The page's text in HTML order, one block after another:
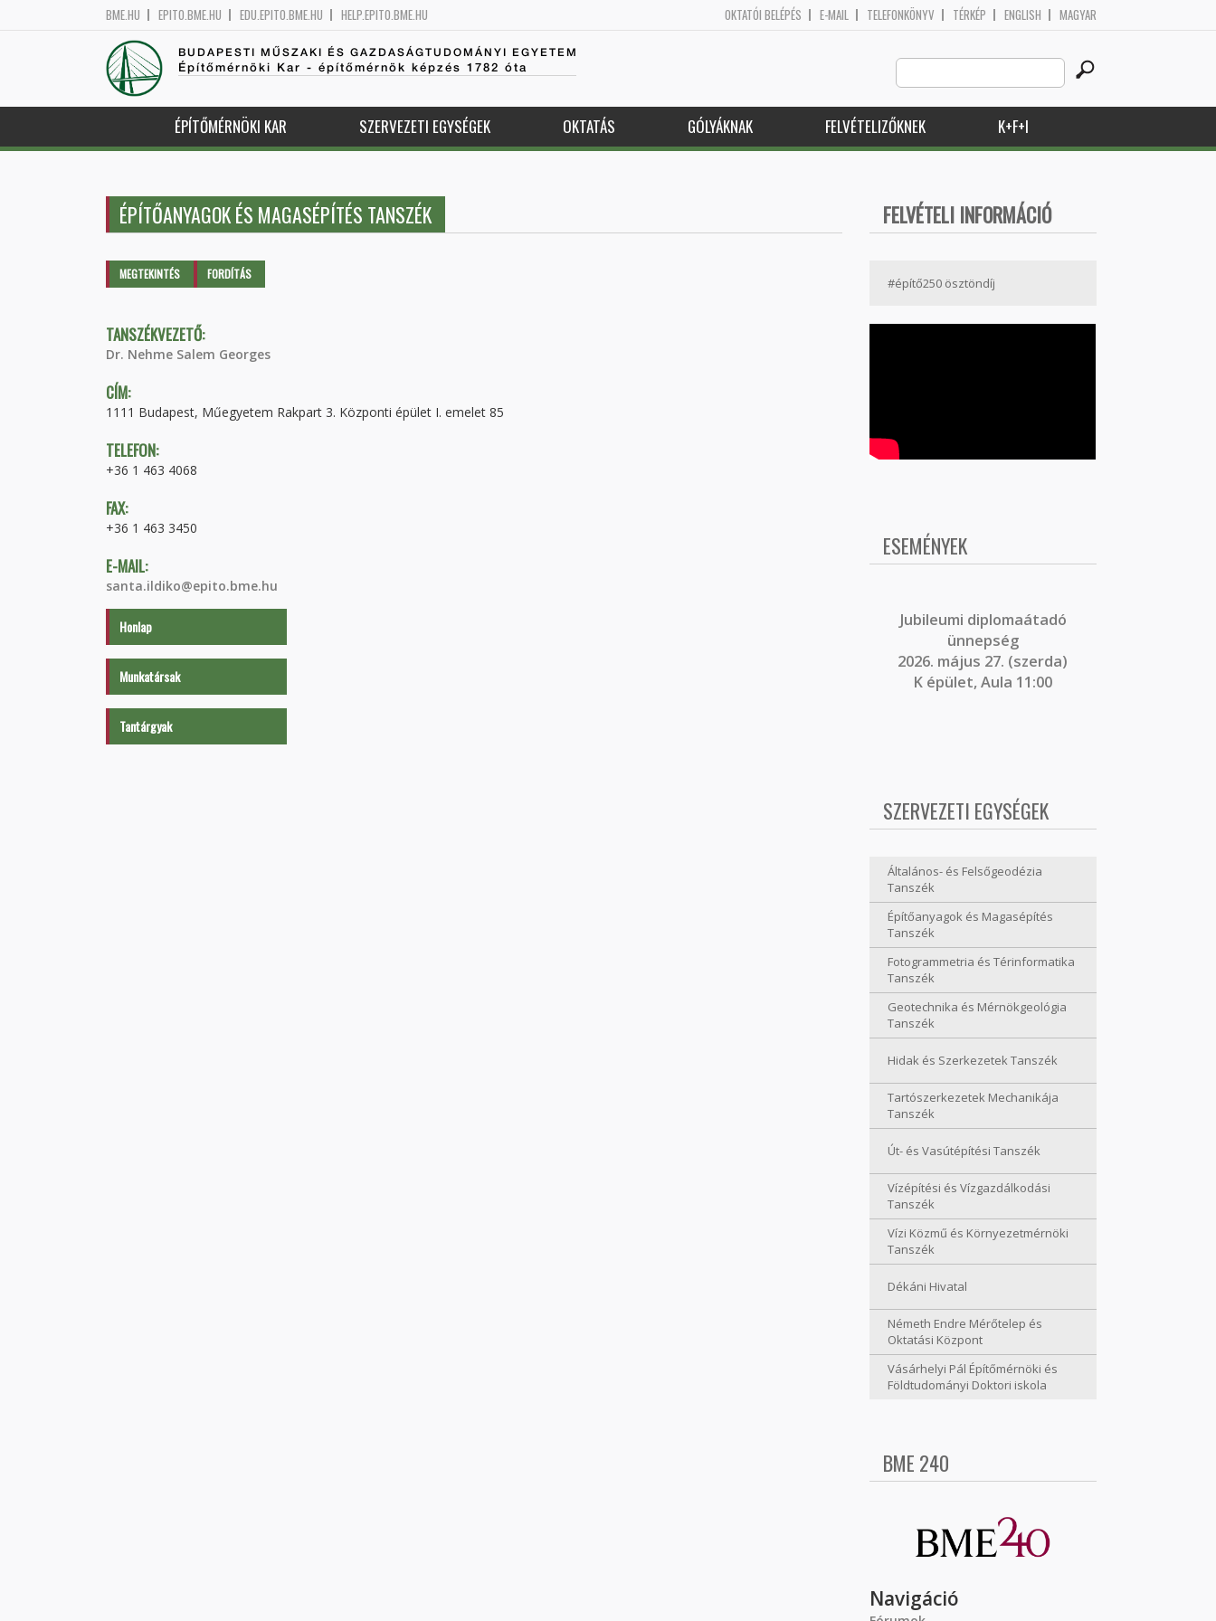
BME.HU EPITO.BME.HU EDU.EPITO.BME.HU HELP.EPITO.BME.HU OKTATÓI BELÉPÉS E-MAIL TELEFONKÖNYV TÉRKÉP ENGLISH MAGYAR
BUDAPESTI MŰSZAKI ÉS GAZDASÁGTUDOMÁNYI EGYETEM
Építőmérnöki Kar - építőmérnök képzés 1782 óta
Search
this
site
ÉPÍTŐMÉRNÖKI KAR SZERVEZETI EGYSÉGEK OKTATÁS GÓLYÁKNAK FELVÉTELIZŐKNEK K+F+I
ÉPÍTŐANYAGOK ÉS MAGASÉPÍTÉS TANSZÉK
Elsődleges fülek
MEGTEKINTÉS (AKTÍVFORDÍTÁS
TANSZÉKVEZETŐ:
Dr. Nehme Salem Georges
CÍM:
1111 Budapest, Műegyetem Rakpart 3. Központi épület I. emelet 85
TELEFON:
+36 1 463 4068
FAX:
+36 1 463 3450
E-MAIL:
santa.ildiko@epito.bme.hu
Honlap
Munkatársak
Tantárgyak
FELVÉTELI INFORMÁCIÓ
#építő250 ösztöndíj
ESEMÉNYEK
Jubileumi diplomaátadó
ünnepség
2026. május 27. (szerda)
K épület, Aula 11:00
SZERVEZETI EGYSÉGEK
Általános- és Felsőgeodézia
Tanszék
Építőanyagok és Magasépítés
Tanszék
Fotogrammetria és Térinformatika
Tanszék
Geotechnika és Mérnökgeológia
Tanszék
Hidak és Szerkezetek Tanszék
Tartószerkezetek Mechanikája
Tanszék
Út- és Vasútépítési Tanszék
Vízépítési és Vízgazdálkodási
Tanszék
Vízi Közmű és Környezetmérnöki
Tanszék
Dékáni Hivatal
Németh Endre Mérőtelep és
Oktatási Központ
Vásárhelyi Pál Építőmérnöki és
Földtudományi Doktori iskola
BME 240
Navigáció